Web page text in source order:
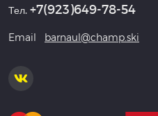
Тел. +7(923)649-78-54
Email barnaul@champ.ski